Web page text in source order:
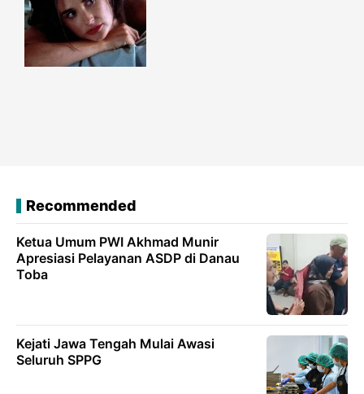
Recommended
Ketua Umum PWI Akhmad Munir
Apresiasi Pelayanan ASDP di Danau
Toba
Kejati Jawa Tengah Mulai Awasi
Seluruh SPPG